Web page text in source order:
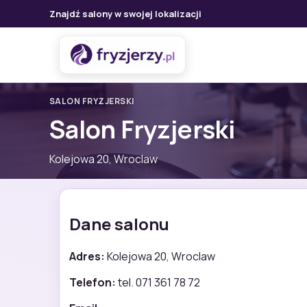
Znajdź salony w swojej lokalizacji
SALON FRYZJERSKI
Salon Fryzjerski
Kolejowa 20, Wroclaw
Dane salonu
Adres: Kolejowa 20, Wroclaw
Telefon: tel. 071 361 78 72